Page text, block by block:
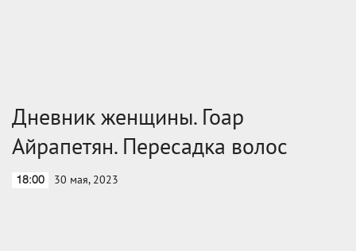
Дневник женщины. Гоар
Айрапетян. Пересадка волос
18:00 30 мая, 2023